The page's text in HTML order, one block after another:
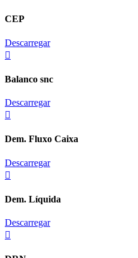
CEP
Descarregar
Balanco snc
Descarregar
Dem. Fluxo Caixa
Descarregar
Dem. Líquida
Descarregar